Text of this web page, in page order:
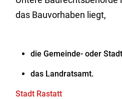
das Bauvorhaben liegt,
die Gemeinde- oder
das Landratsamt.
Stadt Rastatt